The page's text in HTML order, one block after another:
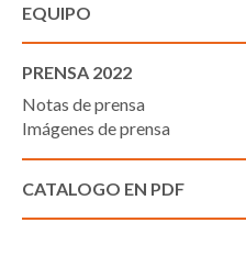
EQUIPO
PRENSA 2022
Notas de prensa
Imágenes de prensa
CATALOGO EN PDF